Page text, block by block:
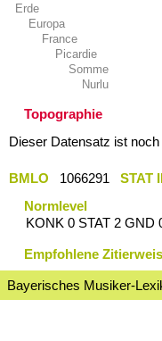
Erde
Europa
France
Picardie
Somme
Nurlu
Topographie
Dieser Datensatz ist
BMLO 1066291 STAT
Normlevel
KONK 0 STAT 2 GND
Empfohlene
Bayerisches Musiker-